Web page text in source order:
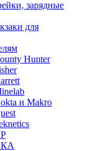
зарядные
для
Hunter
и Makro